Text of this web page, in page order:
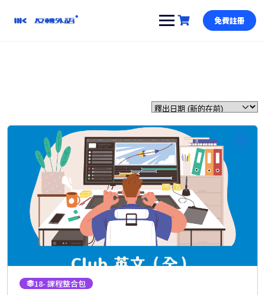
免費註冊
18- 課程整合包